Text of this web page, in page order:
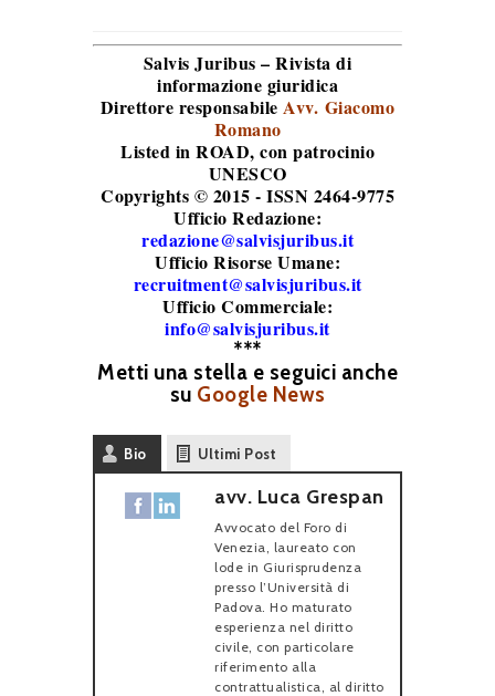
Salvis Juribus – Rivista di
informazione giuridica
Direttore responsabileAvv. Giacomo
Romano
Listed in ROAD, con patrocinio
UNESCO
Copyrights © 2015 - ISSN 2464-9775
Ufficio Redazione:
redazione@salvisjuribus.it
Ufficio Risorse Umane:
recruitment@salvisjuribus.it
Ufficio Commerciale:
info@salvisjuribus.it
***
Metti una stella e seguici anche
su Google News
Bio Ultimi Post
avv. Luca Grespan
Avvocato del Foro di
Venezia, laureato con
lode in Giurisprudenza
presso l’Università di
Padova. Ho maturato
esperienza nel diritto
civile, con particolare
riferimento alla
contrattualistica, al diritto